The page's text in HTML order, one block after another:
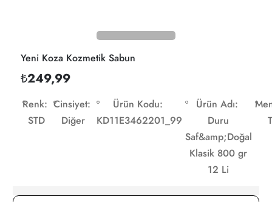
Yeni Koza Kozmetik Sabun
₺249,99
Renk:
STD
Cinsiyet:
Diğer
Ürün Kodu:
KD11E3462201_99
Ürün Adı:
Duru
Saf&amp;Doğal
Klasik 800 gr
12 Li